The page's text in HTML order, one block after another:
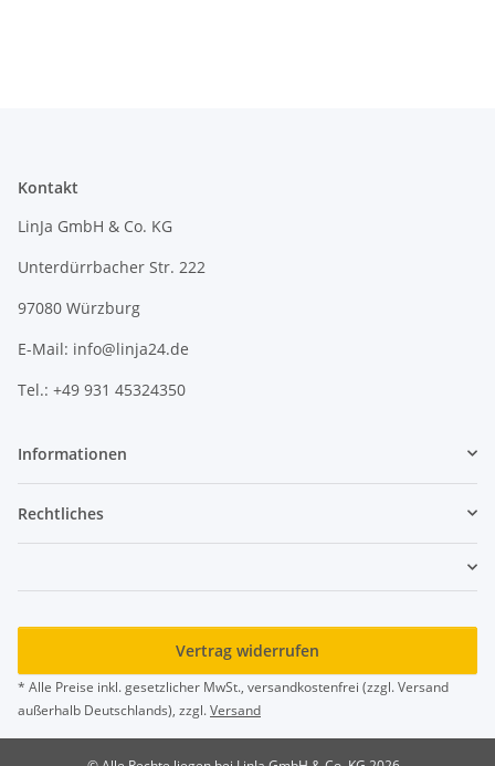
Kontakt
LinJa GmbH & Co. KG
Unterdürrbacher Str. 222
97080 Würzburg
E-Mail: info@linja24.de
Tel.: +49 931 45324350
Informationen
Rechtliches
Vertrag widerrufen
* Alle Preise inkl. gesetzlicher MwSt., versandkostenfrei (zzgl. Versand
außerhalb Deutschlands), zzgl.Versand